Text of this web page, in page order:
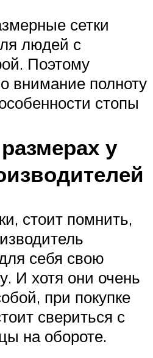
сетки
людей с
Поэтому
внимание полноту
стопы
у
стоит помнить,
себя свою
И хотя они очень
при покупке
свериться с
на обороте.